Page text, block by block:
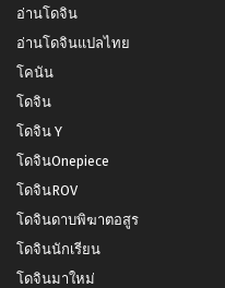
อ่านโดจิน
อ่านโดจินแปลไทย
โคนัน
โดจิน
โดจิน Y
โดจินOnepiece
โดจินROV
โดจินดาบพิฆาตอสูร
โดจินนักเรียน
โดจินมาใหม่